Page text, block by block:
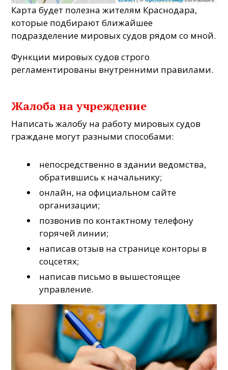
Карта будет полезна жителям Краснодара,
которые подбирают ближайшее
подразделение мировых судов рядом со мной.
Функции мировых судов строго
регламентированы внутренними правилами.
Жалоба на учреждение
Написать жалобу на работу мировых судов
граждане могут разными способами:
непосредственно в здании ведомства,
обратившись к начальнику;
онлайн, на официальном сайте
организации;
позвонив по контактному телефону
горячей линии;
написав отзыв на странице конторы в
соцсетях;
написав письмо в вышестоящее
управление.